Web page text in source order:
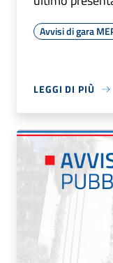
Avvisi di gara
LEGGI DI PIÙ